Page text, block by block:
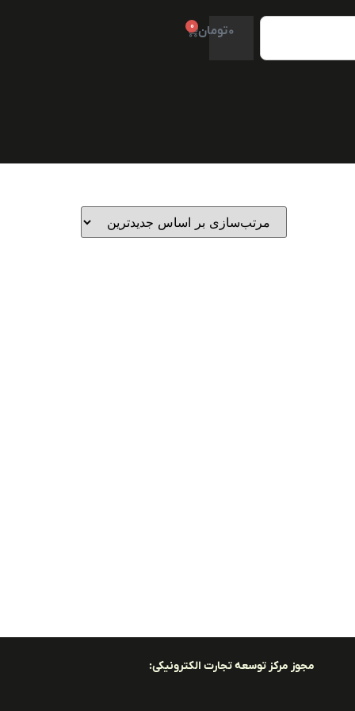
0تومان 0
مجوز مرکز توسعه تجارت الکترونیکی: